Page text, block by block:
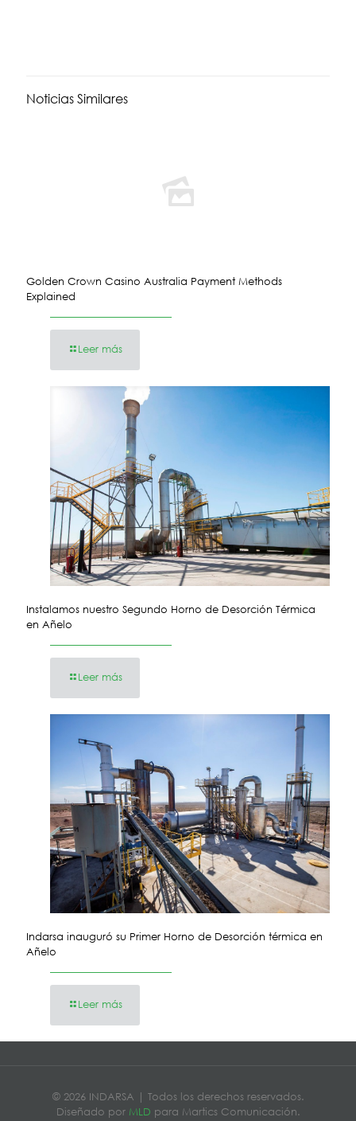
Noticias Similares
Golden Crown Casino Australia Payment Methods
Explained
Leer más
Instalamos nuestro Segundo Horno de Desorción Térmica
en Añelo
Leer más
Indarsa inauguró su Primer Horno de Desorción térmica en
Añelo
Leer más
© 2026 INDARSA | Todos los derechos reservados.
Diseñado por MLD para Martics Comunicación.